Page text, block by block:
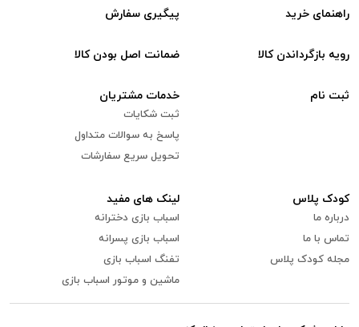
راهنمای خرید پیگیری سفارش
رویه بازگرداندن کالا ضمانت اصل بودن کالا
ثبت نام خدمات مشتریان
ثبت شکایات
پاسخ به سوالات متداول
تحویل سریع سفارشات
کودک پلاس
درباره ما
تماس با ما
مجله کودک پلاس
لینک های مفید
اسباب بازی دخترانه
اسباب بازی پسرانه
تفنگ اسباب بازی
ماشین و موتور اسباب بازی